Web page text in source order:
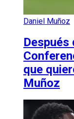
Daniel Muñoz
Después
que
Muñoz